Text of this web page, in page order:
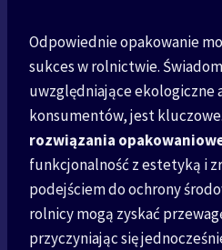
Odpowiednie opakowanie
sukces w rolnictwie.
uwzględniające ekologiczne
konsumentów, jest kluczowe.
rozwiązania
funkcjonalność z estetyką i
podejściem do ochrony
rolnicy mogą zyskać
przyczyniając się